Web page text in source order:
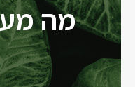
מה